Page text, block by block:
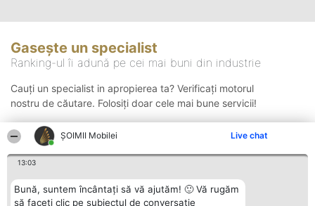
ȘOIMII Mobilei Live chat
13:03
Bună, suntem încântați să vă ajutăm! 🙂 Vă rugăm
să faceți clic pe subiectul de conversație
Gasește un specialist
Ranking-ul îi adună pe cei mai buni din industrie
Cauți un specialist in apropierea ta? Verificați motorul
nostru de căutare. Folosiți doar cele mai bune servicii!